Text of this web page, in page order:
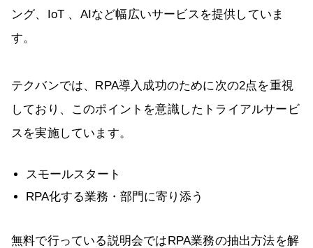
ング、IoT 、AIなど幅広いサービスを提供していま
す。
テクバンでは、RPA導入成功のために次の2点を重視
しており、このポイントを意識したトライアルサービ
スを実施しています。
スモールスタート
RPA化する業務・部門に寄り添う
無料で行っている説明会ではRPA業務の抽出方法を解